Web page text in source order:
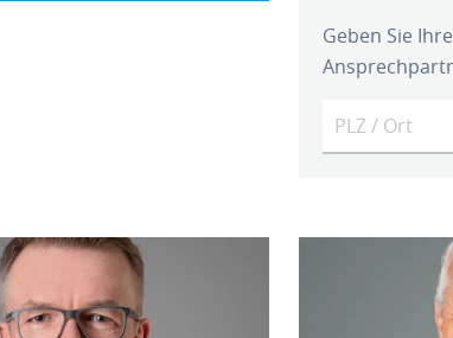
Geben Sie